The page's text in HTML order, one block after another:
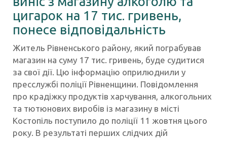
цигарок на 17 тис. гривень,
понесе відповідальність
Житель Рівненського району, який пограбував
магазин на суму 17 тис. гривень, буде судитися
за свої дії. Цю інформацію оприлюднили у
пресслужбі поліції Рівненщини. Повідомлення
про крадіжку продуктів харчування, алкогольних
та тютюнових виробів із магазину в місті
Костопіль поступило до поліції 11 жовтня цього
року. В результаті перших слідчих дій